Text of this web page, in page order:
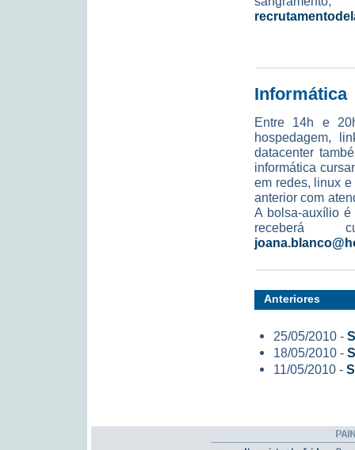
Informática
Entre 14h e
hospedagem,
datacenter
informática
em redes, linux
anterior com
A bolsa-auxílio
receberá
Anteriores
25/05/2010 -
18/05/2010 -
11/05/2010 -